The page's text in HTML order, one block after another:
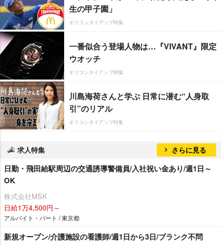
生の甲子園」
オリコンタイアップ特集
一番似合う登場人物は…『VIVANT』限定
ウオッチ
オリコンタイアップ特集
川島海荷さんと学ぶ 日常に潜む“人身取
引”のリアル
オリコンタイアップ特集
求人特集 さらに見る
日勤・飛田給駅周辺の交通誘導警備員/入社祝い金あり/週1日～
OK
株式会社MSK
日給1万4,500円～
アルバイト・パート / 東京都
新規オープン/介護施設の看護師/週1日から3日/ブランク不問